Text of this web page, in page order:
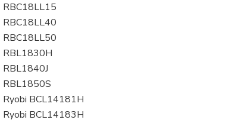
RBC18LL15
RBC18LL40
RBC18LL50
RBL1830H
RBL1840J
RBL1850S
Ryobi BCL14181H
Ryobi BCL14183H